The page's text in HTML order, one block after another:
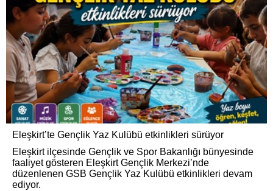
Eleşkirt’te Gençlik Yaz Kulübü etkinlikleri sürüyor
Eleşkirt ilçesinde Gençlik ve Spor Bakanlığı bünyesinde
faaliyet gösteren Eleşkirt Gençlik Merkezi’nde
düzenlenen GSB Gençlik Yaz Kulübü etkinlikleri devam
ediyor.